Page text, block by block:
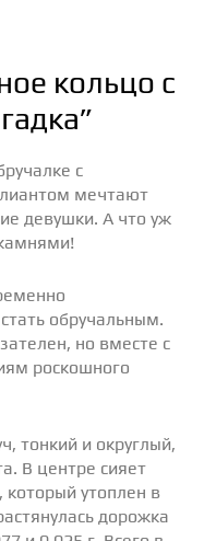
кольцо с
с
мечтают
девушки. А что уж
обручальным.
но вместе с
роскошного
тонкий и округлый,
В центре сияет
который утоплен в
дорожка